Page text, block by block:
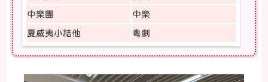
中樂團 中樂
夏威夷小結他 粵劇